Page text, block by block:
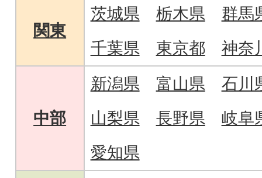
関東
茨城県 栃木県
群馬
千葉県
東京都 神奈
中部
新潟県 富山県
石川
山梨県
長野県
岐阜
愛知県